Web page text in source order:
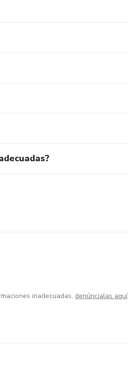
inadecuadas, denúncialas aquí